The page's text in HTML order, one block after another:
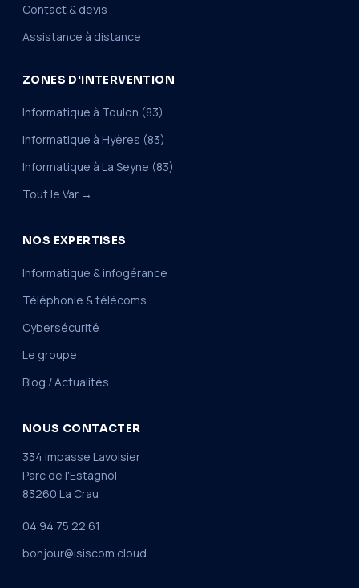
Contact & devis
Assistance à distance
ZONES D'INTERVENTION
Informatique à Toulon (83)
Informatique à Hyères (83)
Informatique à La Seyne (83)
Tout le Var →
NOS EXPERTISES
Informatique & infogérance
Téléphonie & télécoms
Cybersécurité
Le groupe
Blog / Actualités
NOUS CONTACTER
334 impasse Lavoisier
Parc de l'Estagnol
83260 La Crau
04 94 75 22 61
bonjour@isiscom.cloud